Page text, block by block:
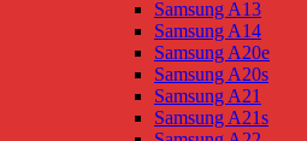
Samsung A13
Samsung A14
Samsung A20e
Samsung A20s
Samsung A21
Samsung A21s